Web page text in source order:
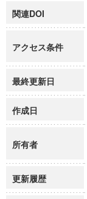
関連DOI
アクセス条件
最終更新日
作成日
所有者
更新履歴